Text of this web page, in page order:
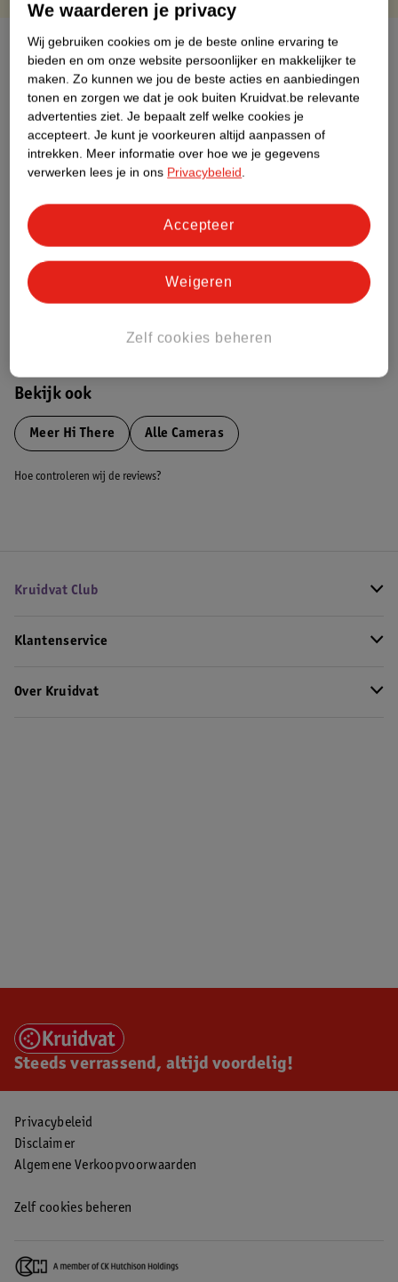
Over dit product
Productinformatie
Etiketinformatie
Dit product heeft (nog) geen Nature
Impact Score.
Bestel & Bezorginformatie
Bekijk ook
Meer Hi There Alle Cameras
Hoe controleren wij de reviews?
Kruidvat Club
Klantenservice
Over Kruidvat
Steeds verrassend, altijd voordelig!
Privacybeleid
Disclaimer
Algemene Verkoopvoorwaarden
Zelf cookies beheren
We waarderen je privacy
Wij gebruiken cookies om je de beste online ervaring te
bieden en om onze website persoonlijker en makkelijker te
maken. Zo kunnen we jou de beste acties en aanbiedingen
tonen en zorgen we dat je ook buiten Kruidvat.be relevante
advertenties ziet. Je bepaalt zelf welke cookies je
accepteert. Je kunt je voorkeuren altijd aanpassen of
intrekken. Meer informatie over hoe we je gegevens
verwerken lees je in ons Privacybeleid.
Zelf cookies beheren
Weigeren
Accepteer